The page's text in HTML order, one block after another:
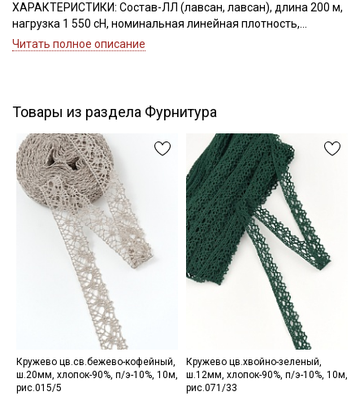
ХАРАКТЕРИСТИКИ: Состав-ЛЛ (лавсан, лавсан), длина 200 м,
нагрузка 1 550 сН, номинальная линейная плотность,
Текс(структура)- 34,5 (16.7Текс*2)
Читать полное описание
Товары из раздела Фурнитура
Кружево цв.св.бежево-кофейный,
ш.20мм, хлопок-90%, п/э-10%, 10м,
рис.015/5
Кружево цв.хвойно-зеленый,
ш.12мм, хлопок-90%, п/э-10%, 10м,
рис.071/33
Ознакомлен(а) сПолитикой обработки персональных
и даю
Согласие на обработку персональных
данных